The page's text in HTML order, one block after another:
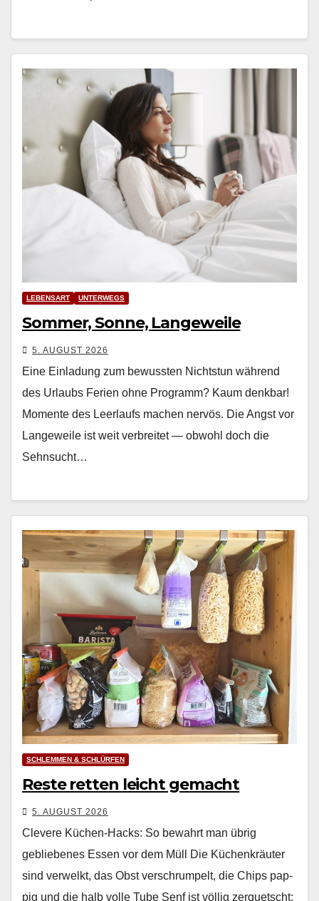
LEBENSART UNTERWEGS
Sommer, Sonne, Langeweile
5. AUGUST 2026
Eine Einladung zum bewussten Nichtstun während
des Urlaubs Ferien ohne Pro­gramm? Kaum denkbar!
Momente des Leer­laufs machen nervös. Die Angst vor
Langeweile ist weit ver­bre­it­et — obwohl doch die
Sehn­sucht…
SCHLEMMEN & SCHLÜRFEN
Reste retten leicht gemacht
5. AUGUST 2026
Clevere Küchen-Hacks: So bewahrt man übrig
gebliebenes Essen vor dem Müll Die Küchenkräuter
sind ver­welkt, das Obst ver­schrumpelt, die Chips pap­
pig und die halb volle Tube Senf ist völ­lig zer­quetscht: